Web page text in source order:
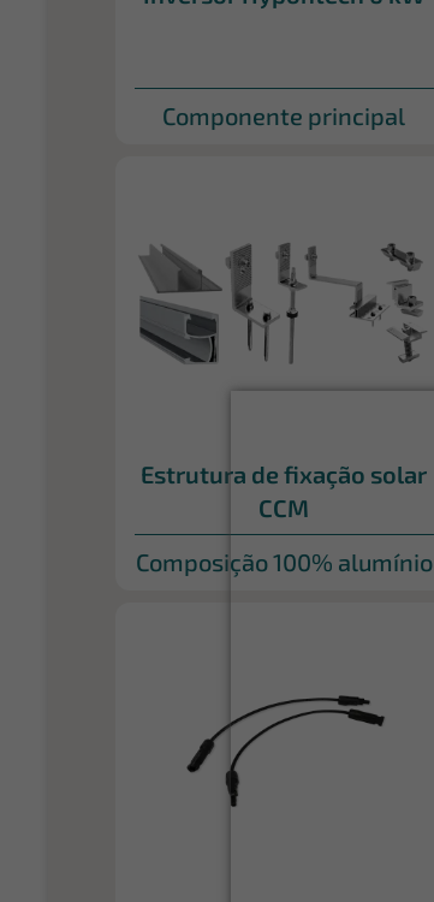
Componente principal
Estrutura de fixação solar
CCM
Composição 100% alumínio